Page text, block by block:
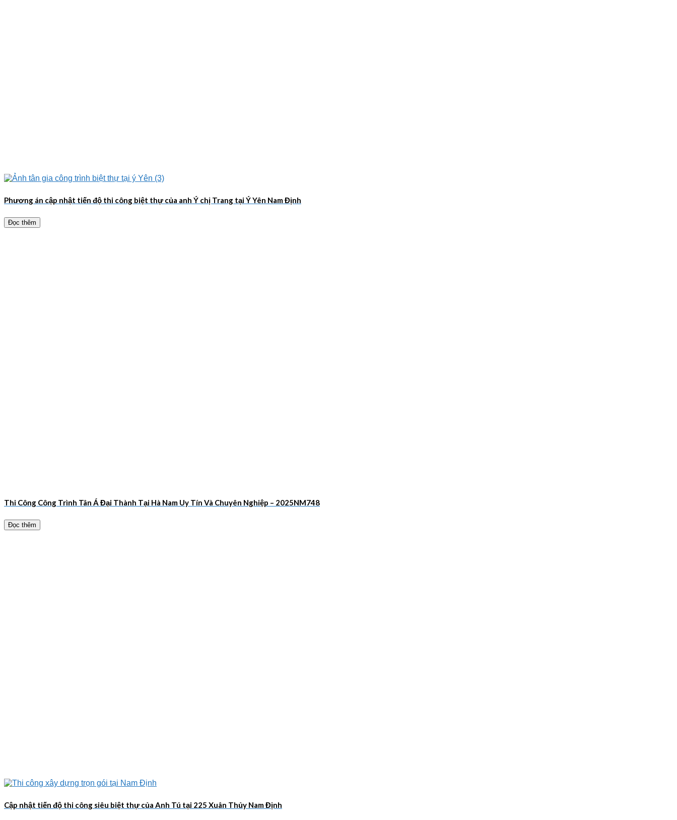
Phương án cập nhật tiến độ thi công biệt thự của anh Ý chị Trang tại Ý Yên Nam Định
Đọc thêm
Thi Công Công Trình Tân Á Đại Thành Tại Hà Nam Uy Tín Và Chuyên Nghiệp – 2025NM748
Đọc thêm
Cập nhật tiến độ thi công siêu biệt thự của Anh Tú tại 225 Xuân Thủy Nam Định